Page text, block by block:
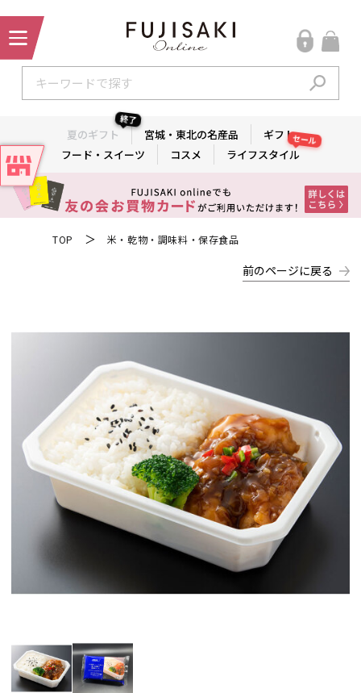
夏のギフト
終了
宮城・東北の名産品
ギフト
フード・スイーツ
コスメ ライフスタイル
セール
TOP ＞ 米・乾物・調味料・保存食品
前のページに戻る